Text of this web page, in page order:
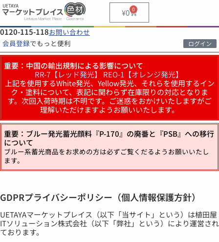
¥0 0
0120-115-118お問い合わせ
会員登録でもっと便利 ログイン
重要：中国の輸出規制による影響について
RR-7【レッド発光】
REO-1【オレンジ発光】
上記を使用するWhite発光、Yellow発光、それらを使用するイン
ク・塗料について、表記に関わらず在庫限りの対応となりま
す。次回入荷時期は不明です。ご迷惑をおかけいたしますがご
理解いただけますようお願いいたします。
重要：ブルー発光蓄光顔料『P-170』の廃番と『PSB』への移行
について
ブルー系蓄光商品をお求めの方は必ずご覧くだるようお願いいたし
ます。
GDPRプライバシーポリシー（個人情報保護方針）
UETAYAマーケットプレイス（以下「当サイト」という）は植田屋
ITソリューション株式会社（以下「弊社」という）により運営され
ております。